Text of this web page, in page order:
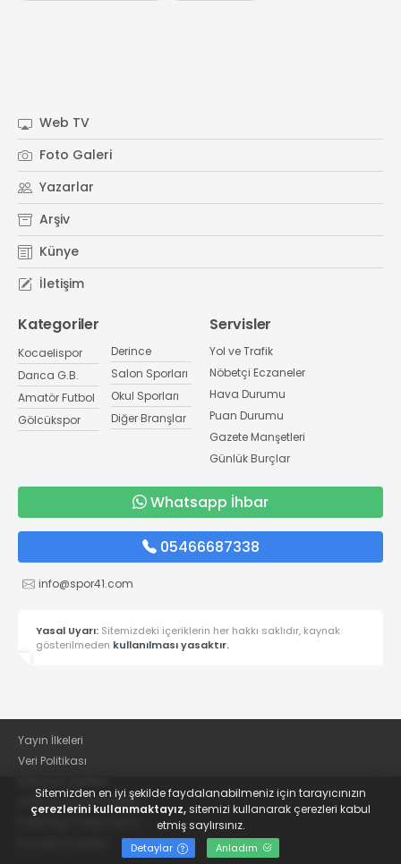
Web TV
Foto Galeri
Yazarlar
Arşiv
Künye
İletişim
Kategoriler
Kocaelispor
Darıca G.B.
Amatör Futbol
Gölcükspor
Derince
Salon Sporları
Okul Sporları
Diğer Branşlar
Servisler
Yol ve Trafik
Nöbetçi Eczaneler
Hava Durumu
Puan Durumu
Gazete Manşetleri
Günlük Burçlar
Whatsapp İhbar
05466687338
info@spor41.com
Yasal Uyarı: Sitemizdeki içeriklerin her hakkı saklıdır, kaynak
gösterilmeden kullanılması yasaktır.
Yayın İlkeleri
Veri Politikası
KVKK Aydınlatma Metni
Sitemizden en iyi şekilde faydalanabilmeniz için tarayıcınızın
çerezlerini kullanmaktayız,sitemizi kullanarak çerezleri kabul
etmiş saylırsınız.
Detaylar Anladım